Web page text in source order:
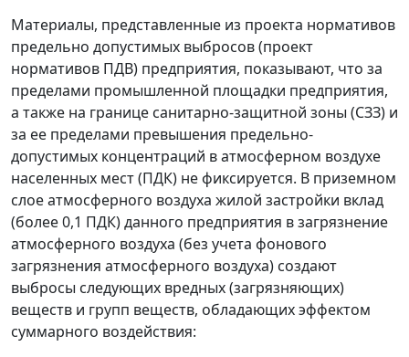
Материалы, представленные из проекта нормативов
предельно допустимых выбросов (проект
нормативов ПДВ) предприятия, показывают, что за
пределами промышленной площадки предприятия,
а также на границе санитарно-защитной зоны (СЗЗ) и
за ее пределами превышения предельно-
допустимых концентраций в атмосферном воздухе
населенных мест (ПДК) не фиксируется. В приземном
слое атмосферного воздуха жилой застройки вклад
(более 0,1 ПДК) данного предприятия в загрязнение
атмосферного воздуха (без учета фонового
загрязнения атмосферного воздуха) создают
выбросы следующих вредных (загрязняющих)
веществ и групп веществ, обладающих эффектом
суммарного воздействия: